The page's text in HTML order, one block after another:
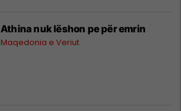
Athina nuk lëshon pe për emrin
Maqedonia e Veriut